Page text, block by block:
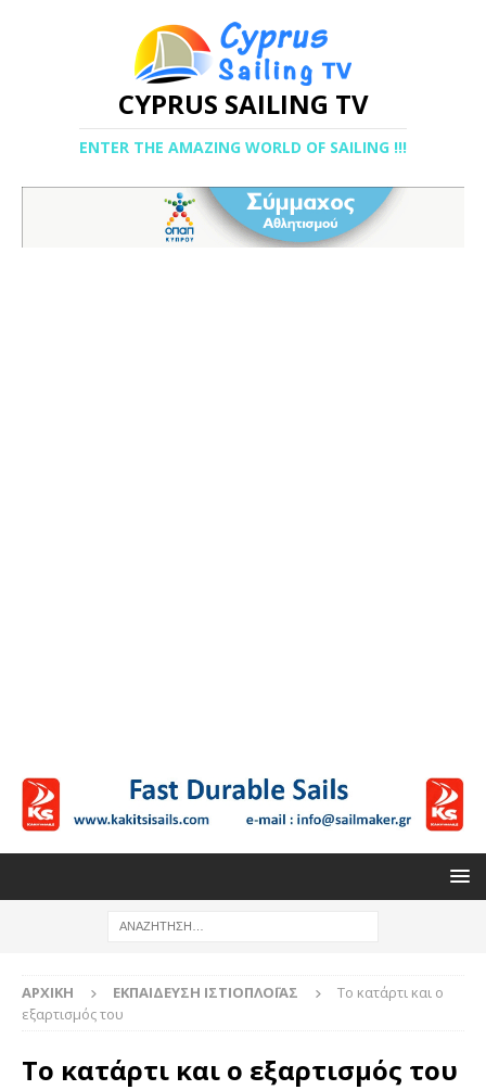
CYPRUS SAILING TV
ENTER THE AMAZING WORLD OF SAILING !!!
ΑΡΧΙΚΉ ΕΚΠΑΊΔΕΥΣΗ ΙΣΤΙΟΠΛΟΪ́ΑΣ
Το κατάρτι και ο
εξαρτισμός του
Το κατάρτι και ο εξαρτισμός του